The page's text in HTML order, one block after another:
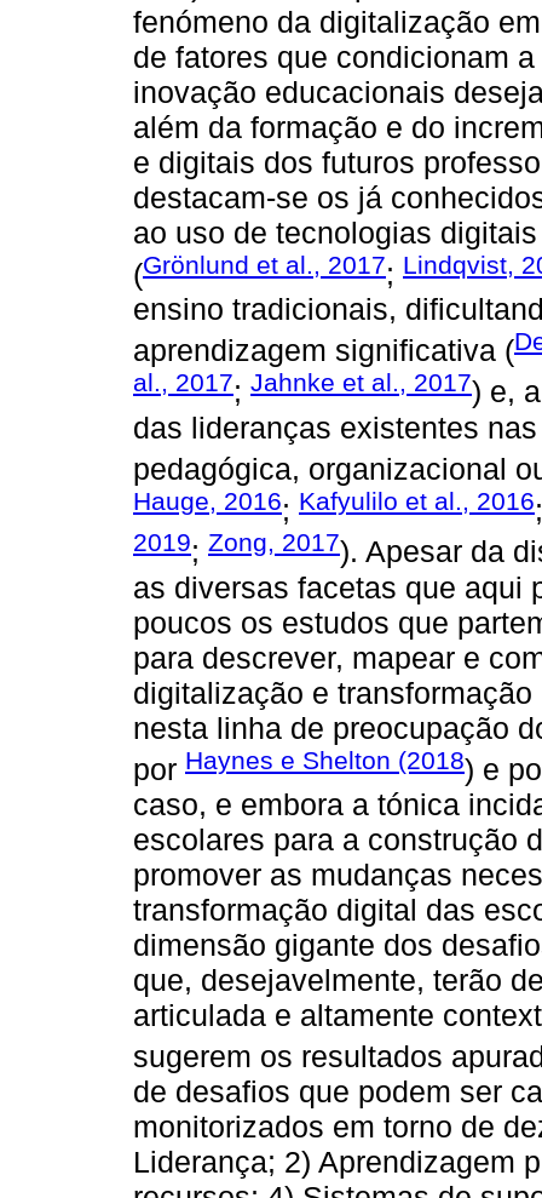
fenómeno da digitalização
de fatores que condicionam
inovação educacionais
além da formação e do
e digitais dos futuros
destacam-se os já
ao uso de tecnologias
(Grönlund et al., 2017; Lindqvist,
ensino tradicionais,
aprendizagem significativa (
al., 2017; Jahnke et al., 2017) e,
das lideranças existentes
pedagógica, organizacional
Hauge, 2016; Kafyulilo et al., 2016
2019; Zong, 2017). Apesar da
as diversas facetas que aqui
poucos os estudos que
para descrever, mapear e
digitalização e
nesta linha de preocupação
por Haynes e Shelton (2018) e
caso, e embora a tónica
escolares para a construção
promover as mudanças
transformação digital das
dimensão gigante dos
que, desejavelmente, terão
articulada e altamente
sugerem os resultados
de desafios que podem ser
monitorizados em torno de
Liderança; 2) Aprendizagem